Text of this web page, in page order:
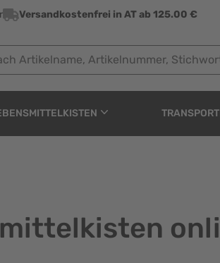
Versandkostenfrei in AT ab 125.00 €
Artikelnummer, Stichwort...